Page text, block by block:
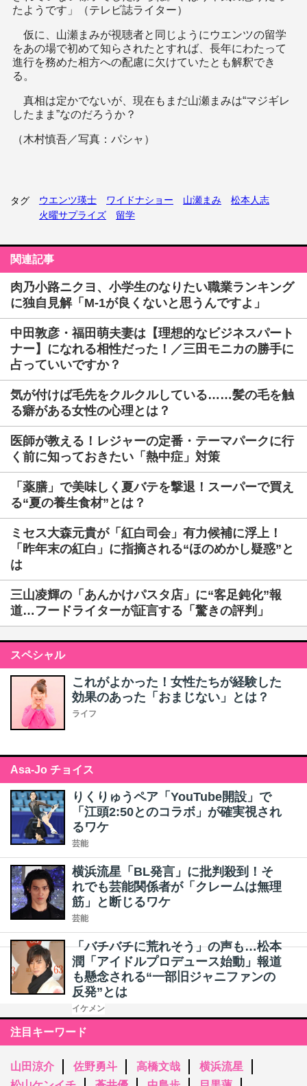
たようです」（テレビ誌ライター）
仮に、山瀬まみが視聴者と同じようにウエンツの留学
をあの場で初めて知らされたとすれば、長年にわたって
進行を務めた相方への配慮に欠けていたとも解釈でき
る。
真相は定かでないが、現在もまだ山瀬まみは“マジギレ
したまま”なのだろうか？
（木村慎吾／写真：パシャ）
タグ ウエンツ瑛士 ワイドナショー 山瀬まみ
松本人志
火曜サプライズ
留学
関連記事
肉乃小路ニクヨ、小学生のなりたい職業ランキング
に独自見解「M-1が良くないと思うんですよ」
中田敦彦・福田萌夫妻は【理想的なビジネスパート
ナー】になれる相性だった！／三田モニカの勝手に
占っていいですか？
気が付けば毛先をクルクルしている……髪の毛を触
る癖がある女性の心理とは？
医師が教える！レジャーの定番・テーマパークに行
く前に知っておきたい「熱中症」対策
「薬膳」で美味しく夏バテを撃退！スーパーで買え
る“夏の養生食材”とは？
ミセス大森元貴が「紅白司会」有力候補に浮上！
「昨年末の紅白」に指摘される“ほのめかし疑惑”と
は
三山凌輝の「あんかけパスタ店」に“客足鈍化”報
道…フードライターが証言する「驚きの評判」
スペシャル
これがよかった！女性たちが経験した
効果のあった「おまじない」とは？
ライフ
Asa-Jo チョイス
りくりゅうペア「YouTube開設」で
「江頭2:50とのコラボ」が確実視され
るワケ
芸能
横浜流星「BL発言」に批判殺到！そ
れでも芸能関係者が「クレームは無理
筋」と断じるワケ
芸能
「バチバチに荒れそう」の声も…松本
潤「アイドルプロデュース始動」報道
も懸念される“一部旧ジャニファンの
反発”とは
イケメン
注目キーワード
山田涼介 佐野勇斗 高橋文哉
横浜流星